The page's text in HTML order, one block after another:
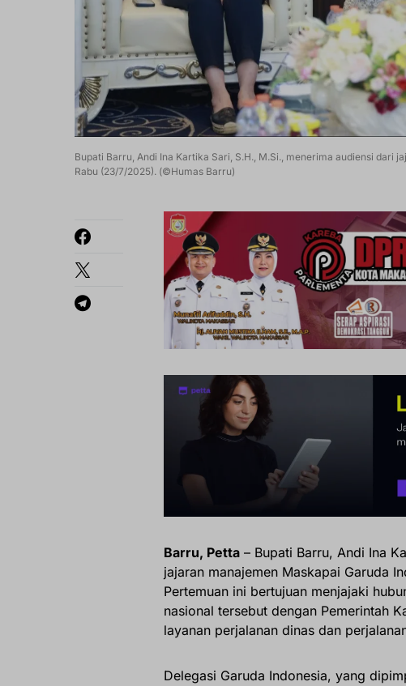
Bupati Barru, Andi Ina Kartika Sari, S.H., M.Si., menerima audiensi dari
Rabu (23/7/2025). (©Humas Barru)
Barru, Petta – Bupati Barru, Andi Ina
jajaran manajemen Maskapai Garuda
Pertemuan ini bertujuan menjajaki
nasional tersebut dengan Pemerintah
layanan perjalanan dinas dan
Delegasi Garuda Indonesia, yang